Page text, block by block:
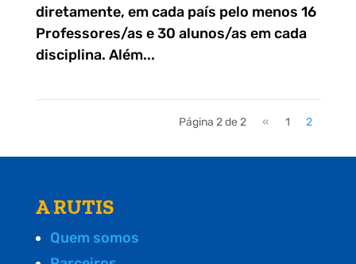
diretamente, em cada país pelo menos 16
Professores/as e 30 alunos/as em cada
disciplina. Além...
Página 2 de 2 « 1 2
A RUTIS
Quem somos